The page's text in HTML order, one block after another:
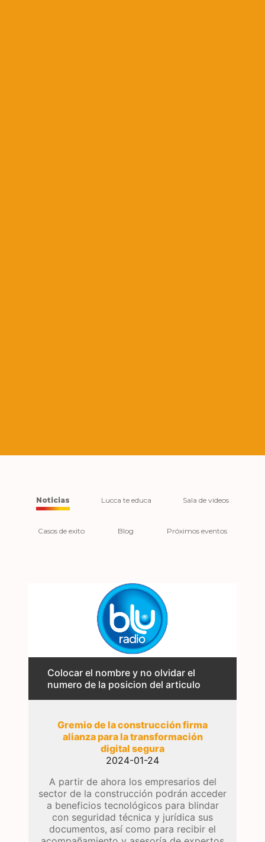
Noticias Lucca te educa Sala de videos
Casos de exito Blog Próximos eventos
Colocar el nombre y no olvidar el
numero de la posicion del articulo
Gremio de la construcción firma
alianza para la transformación
digital segura
2024-01-24
A partir de ahora los empresarios del
sector de la construcción podrán acceder
a beneficios tecnológicos para blindar
con seguridad técnica y jurídica sus
documentos, así como para recibir el